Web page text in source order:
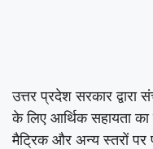
उत्तर प्रदेश सरकार द्वारा
के लिए आर्थिक सहायता का
मैट्रिक और अन्य स्तरों पर